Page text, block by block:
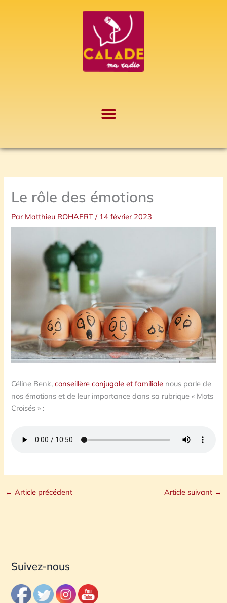
Le rôle des émotions
Par Matthieu ROHAERT/ 14 février 2023
Céline Benk,conseillère conjugale et familiale nous parle de
nos émotions et de leur importance dans sa rubrique « Mots
Croisés » :
← Article précédent Article suivant →
Suivez-nous